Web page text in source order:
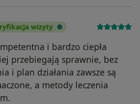
wizyty
i bardzo ciepła
przebiegają sprawnie, bez
i plan działania zawsze są
a metody leczenia